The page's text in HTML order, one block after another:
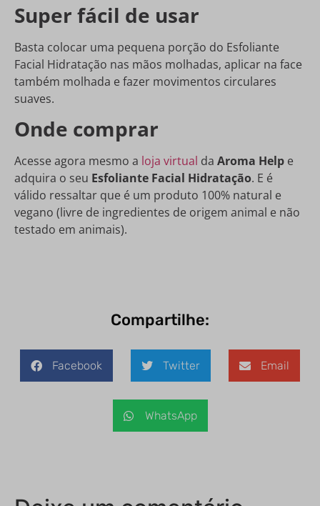
Super fácil de usar
Basta colocar uma pequena porção do Esfoliante
Facial Hidratação nas mãos molhadas, aplicar na face
também molhada e fazer movimentos circulares
suaves.
Onde comprar
Acesse agora mesmo a loja virtual da Aroma Help e
adquira o seu Esfoliante Facial Hidratação. E é
válido ressaltar que é um produto 100% natural e
vegano (livre de ingredientes de origem animal e não
testado em animais).
Compartilhe:
Facebook Twitter Email
WhatsApp